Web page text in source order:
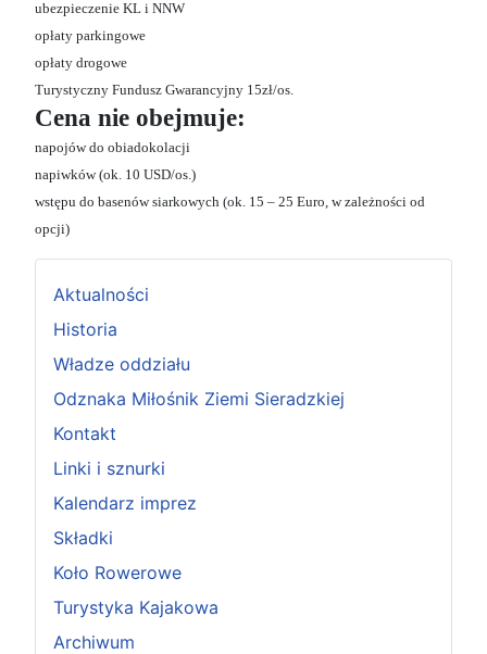
Aktualności
Historia
Władze oddziału
Odznaka Miłośnik Ziemi Sieradzkiej
Kontakt
Linki i sznurki
Kalendarz imprez
Składki
Koło Rowerowe
Turystyka Kajakowa
Archiwum
ubezpieczenie KL i NNW
opłaty parkingowe
opłaty drogowe
Turystyczny Fundusz Gwarancyjny 15zł/os.
Cena nie obejmuje:
napojów do obiadokolacji
napiwków (ok. 10 USD/os.)
wstępu do basenów siarkowych (ok. 15 – 25 Euro, w zależności od
opcji)